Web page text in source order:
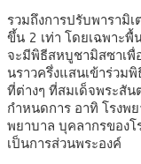
รวมถึงการปรับพารามิ
ขึ้น 2 เท่า โดยเฉพาะ
จะมีพิธีสหบูชามิสซาเ
นราวครึ่งแสนเข้าร่วม
ที่ต่างๆ ที่สมเด็จพระสั
กำหนดการ อาทิ โรง
พยาบาล บุคลากรของ
เป็นการส่วนพระองค์